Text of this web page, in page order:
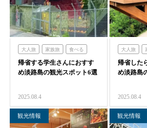
大人旅 家族旅 食べる
体験する 禅坊靖寧
ハローキティスマイル
帰省する学生さんにおすす
め淡路島の観光スポット6選
2025.08.4
大人旅
フレンチの
農家レスト
帰省した
め淡路島
2025.08.4
観光情報 観光情報